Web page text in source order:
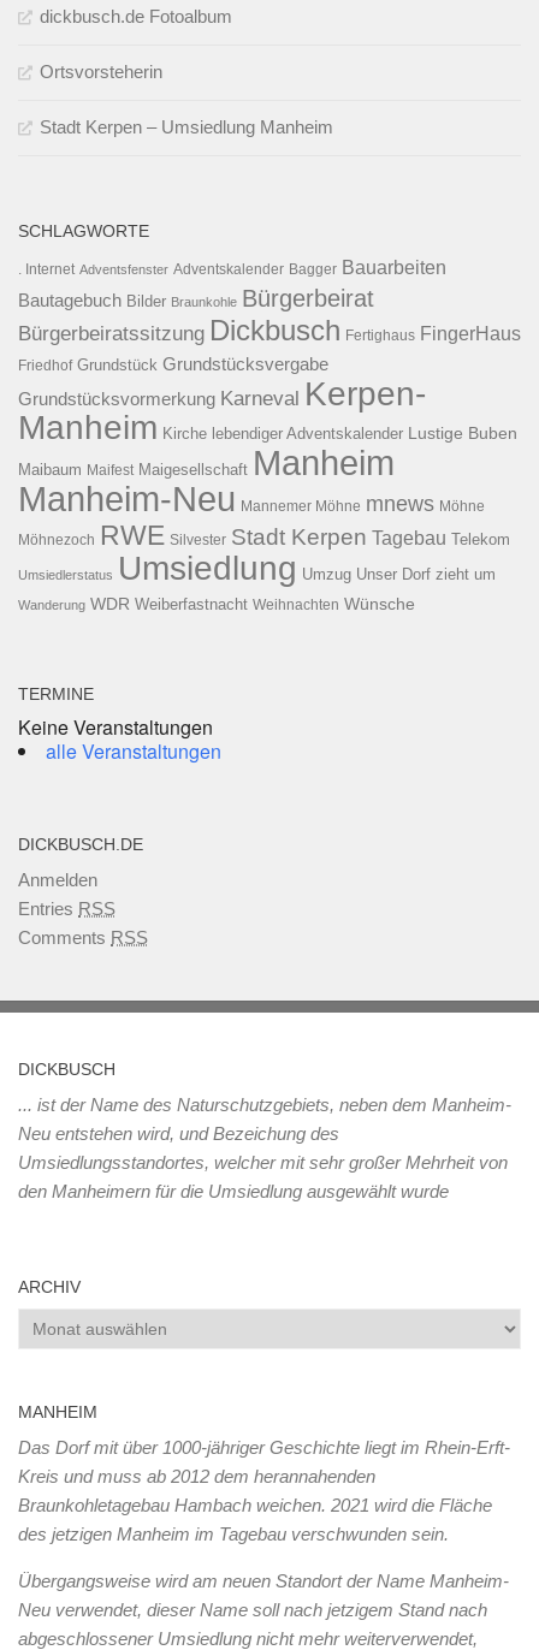
dickbusch.de Fotoalbum
Ortsvorsteherin
Stadt Kerpen – Umsiedlung Manheim
SCHLAGWORTE
. Internet Adventsfenster Adventskalender Bagger Bauarbeiten
Bautagebuch Bilder Braunkohle Bürgerbeirat
Bürgerbeiratssitzung Dickbusch Fertighaus FingerHaus
Friedhof Grundstück Grundstücksvergabe
Grundstücksvormerkung Karneval Kerpen-
Manheim Kirche lebendiger Adventskalender Lustige Buben
Maibaum Maifest Maigesellschaft Manheim
Manheim-Neu Mannemer Möhne mnews Möhne
Möhnezoch RWE Silvester Stadt Kerpen Tagebau Telekom
Umsiedlerstatus Umsiedlung Umzug Unser Dorf zieht um
Wanderung WDR Weiberfastnacht Weihnachten Wünsche
TERMINE
Keine Veranstaltungen
alle Veranstaltungen
DICKBUSCH.DE
Anmelden
Entries RSS
Comments RSS
DICKBUSCH
... ist der Name des Naturschutzgebiets, neben dem Manheim-
Neu entstehen wird, und Bezeichung des
Umsiedlungsstandortes, welcher mit sehr großer Mehrheit von
den Manheimern für die Umsiedlung ausgewählt wurde
ARCHIV
Archiv
MANHEIM
Das Dorf mit über 1000-jähriger Geschichte liegt im Rhein-Erft-
Kreis und muss ab 2012 dem herannahenden
Braunkohletagebau Hambach weichen. 2021 wird die Fläche
des jetzigen Manheim im Tagebau verschwunden sein.
Übergangsweise wird am neuen Standort der Name Manheim-
Neu verwendet, dieser Name soll nach jetzigem Stand nach
abgeschlossener Umsiedlung nicht mehr weiterverwendet,